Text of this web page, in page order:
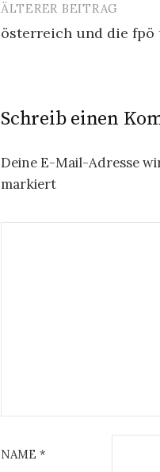
Beitrags-
Navigation
ÄLTERER BEITRAG
österreich und die fpö
Schreib einen
Deine E-Mail-Adresse
markiert
NAME *